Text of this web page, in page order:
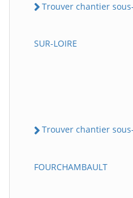
Trouver chantier
SUR-LOIRE
Trouver chantier
FOURCHAMBAULT